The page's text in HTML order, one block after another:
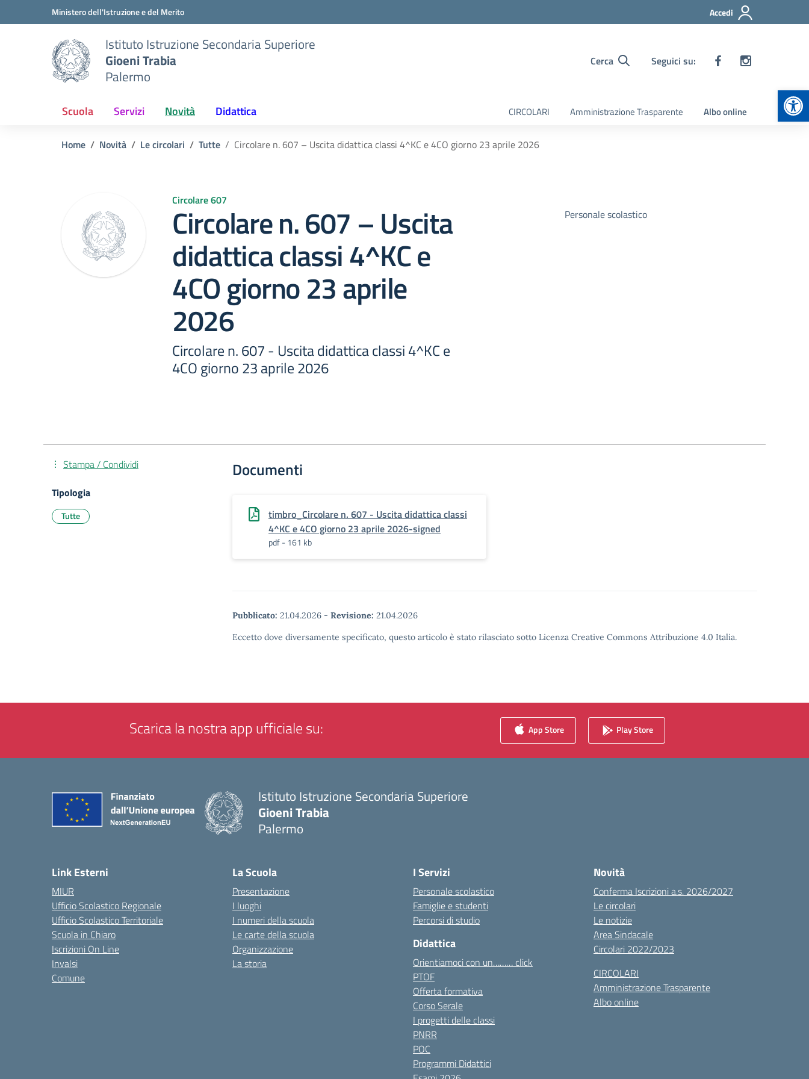
Vai ai contenuti
Vai al menu di navigazioneMinistero dell'Istruzione e del Merito Accedi
Istituto Istruzione Secondaria Superiore
Gioeni Trabia
Palermo
Cerca Seguici su:
Scuola Servizi Novità Didattica CIRCOLARI Amministrazione Trasparente Albo online
Home Novità Le circolari Tutte Circolare n. 607 – Uscita didattica classi 4^KC e 4CO giorno 23 aprile 2026
Circolare 607
Circolare n. 607 – Uscita
didattica classi 4^KC e
4CO giorno 23 aprile
2026
Circolare n. 607 - Uscita didattica classi 4^KC e
4CO giorno 23 aprile 2026
Personale scolastico
Documenti
timbro_Circolare n. 607 - Uscita didattica classi
4^KC e 4CO giorno 23 aprile 2026-signed
pdf - 161 kb
Pubblicato: 21.04.2026 - Revisione: 21.04.2026
Eccetto dove diversamente specificato, questo articolo è stato rilasciato sotto Licenza Creative Commons Attribuzione 4.0 Italia.
Stampa / Condividi
Tipologia
Tutte
Scarica la nostra app ufficiale su: App Store Play Store
Istituto Istruzione Secondaria Superiore
Gioeni Trabia
Palermo
Link Esterni
MIUR
Ufficio Scolastico Regionale
Ufficio Scolastico Territoriale
Scuola in Chiaro
Iscrizioni On Line
Invalsi
Comune
La Scuola
Presentazione
I luoghi
I numeri della scuola
Le carte della scuola
Organizzazione
La storia
I Servizi
Personale scolastico
Famiglie e studenti
Percorsi di studio
Didattica
Orientiamoci con un……… click
PTOF
Offerta formativa
Corso Serale
I progetti delle classi
PNRR
POC
Programmi Didattici
Novità
Conferma Iscrizioni a.s. 2026/2027
Le circolari
Le notizie
Area Sindacale
Circolari 2022/2023
CIRCOLARI
Amministrazione Trasparente
Albo online